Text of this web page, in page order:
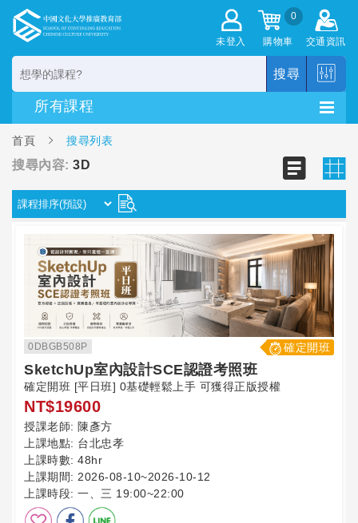
未登入
0
購物車 交通資訊
搜尋
首頁 搜尋列表
搜尋內容: 3D
0DBGB508P 確定開班
SketchUp室內設計SCE認證考照班
確定開班 [平日班] 0基礎輕鬆上手 可獲得正版授權
NT$19600
授課老師: 陳彥方
上課地點: 台北忠孝
上課時數: 48hr
上課期間: 2026-08-10~2026-10-12
上課時段: 一、三 19:00~22:00